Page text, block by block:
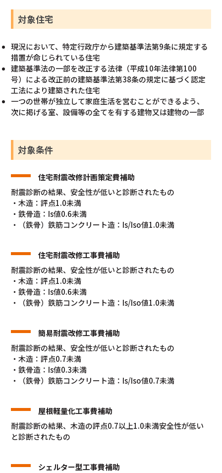
対象住宅
現況において、特定行政庁から建築基準法第9条に規定する
措置が命じられている住宅
建築基準法の一部を改正する法律（平成10年法律第100
号）による改正前の建築基準法第38条の規定に基づく認定
工法により建築された住宅
一つの世帯が独立して家庭生活を営むことができるよう、
次に掲げる室、設備等の全てを有する建物又は建物の一部
対象条件
住宅耐震改修計画策定費補助
耐震診断の結果、安全性が低いと診断されたもの
・木造：評点1.0未満
・鉄骨造：Is値0.6未満
・（鉄骨）鉄筋コンクリート造：Is/Iso値1.0未満
住宅耐震改修工事費補助
耐震診断の結果、安全性が低いと診断されたもの
・木造：評点1.0未満
・鉄骨造：Is値0.6未満
・（鉄骨）鉄筋コンクリート造：Is/Iso値1.0未満
簡易耐震改修工事費補助
耐震診断の結果、安全性が低いと診断されたもの
・木造：評点0.7未満
・鉄骨造：Is値0.3未満
・（鉄骨）鉄筋コンクリート造：Is/Iso値0.7未満
屋根軽量化工事費補助
耐震診断の結果、木造の評点0.7以上1.0未満安全性が低い
と診断されたもの
シェルター型工事費補助